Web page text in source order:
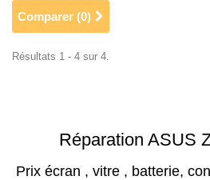
Comparer (0)
Résultats 1 - 4 sur 4.
Réparation ASUS
Prix écran , vitre , batterie,